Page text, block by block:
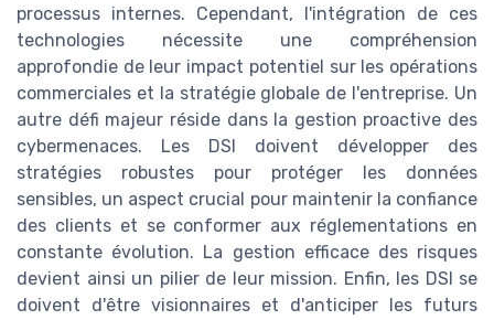
processus internes. Cependant, l'intégration de ces
technologies nécessite une compréhension
approfondie de leur impact potentiel sur les opérations
commerciales et la stratégie globale de l'entreprise. Un
autre défi majeur réside dans la gestion proactive des
cybermenaces. Les DSI doivent développer des
stratégies robustes pour protéger les données
sensibles, un aspect crucial pour maintenir la confiance
des clients et se conformer aux réglementations en
constante évolution. La gestion efficace des risques
devient ainsi un pilier de leur mission. Enfin, les DSI se
doivent d'être visionnaires et d'anticiper les futurs